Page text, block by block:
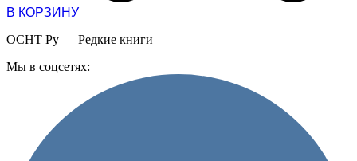
В КОРЗИНУ
ОСНТ Ру — Редкие книги
Мы в соцсетях: